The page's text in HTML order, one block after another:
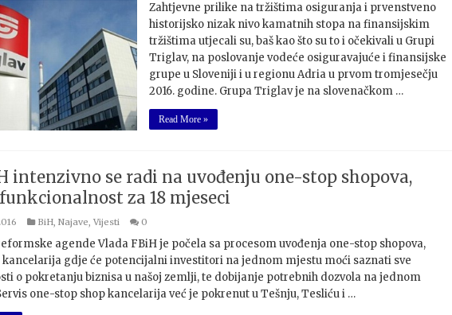
Zahtjevne prilike na tržištima osiguranja i prvenstveno
historijsko nizak nivo kamatnih stopa na finansijskim
tržištima utjecali su, baš kao što su to i očekivali u Grupi
Triglav, na poslovanje vodeće osiguravajuće i finansijske
grupe u Sloveniji i u regionu Adria u prvom tromjesečju
2016. godine. Grupa Triglav je na slovenačkom …
Read More »
intenzivno se radi na uvođenju one-stop shopova,
za 18 mjeseci
BiH, Najave, Vijesti 0
agende Vlada FBiH je počela sa procesom uvođenja one-stop shopova,
kancelarija gdje će potencijalni investitori na jednom mjestu moći saznati sve
o pokretanju biznisa u našoj zemlji, te dobijanje potrebnih dozvola na jednom
one-stop shop kancelarija već je pokrenut u Tešnju, Tesliću i …